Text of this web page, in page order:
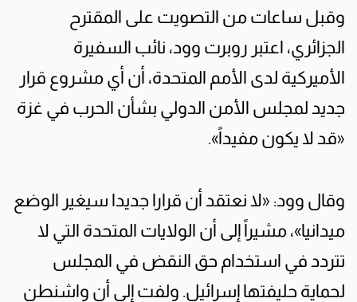
وقبل ساعات من التصويت على المقترح
الجزائري، اعتبر روبرت وود، نائب السفيرة
الأميركية لدى الأمم المتحدة، أن أي مشروع قرار
جديد لمجلس الأمن الدولي بشأن الحرب في غزة
«قد لا يكون مفيداً».
وقال وود: «لا نعتقد أن قرارا جديدا سيغير الوضع
ميدانيا»، مشيراً إلى أن الولايات المتحدة التي لا
تتردد في استخدام حق النقض في المجلس
لحماية حليفتها إسرائيل. ولفت إلى أن واشنطن